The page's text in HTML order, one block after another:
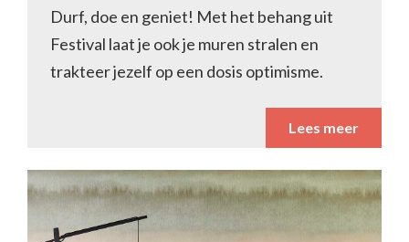
Durf, doe en geniet! Met het behang uit
Festival laat je ook je muren stralen en
trakteer jezelf op een dosis optimisme.
Lees meer